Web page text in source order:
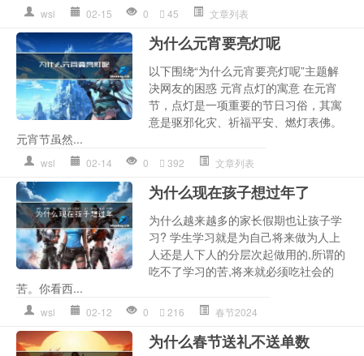
wsl 02-15 0 45 文章列表
为什么元宵要亮灯呢
以下围绕“为什么元宵要亮灯呢”主题解
决网友的困惑 元宵点灯的寓意 在元宵
节，点灯是一项重要的节日习俗，其寓
意是驱邪化灾、祈福平安、燃灯表佛。
元宵节虽然...
wsl 02-14 0 392 文章列表
为什么现在孩子想过年了
为什么越来越多的家长假期也让孩子学
习? 学生学习就是为自己将来做为人上
人还是人下人的分层次起做用的,所谓的
吃不了学习的苦,将来就必须吃社会的
苦。你看西...
wsl 02-12 0 216 春节2024
为什么春节送礼不送单数